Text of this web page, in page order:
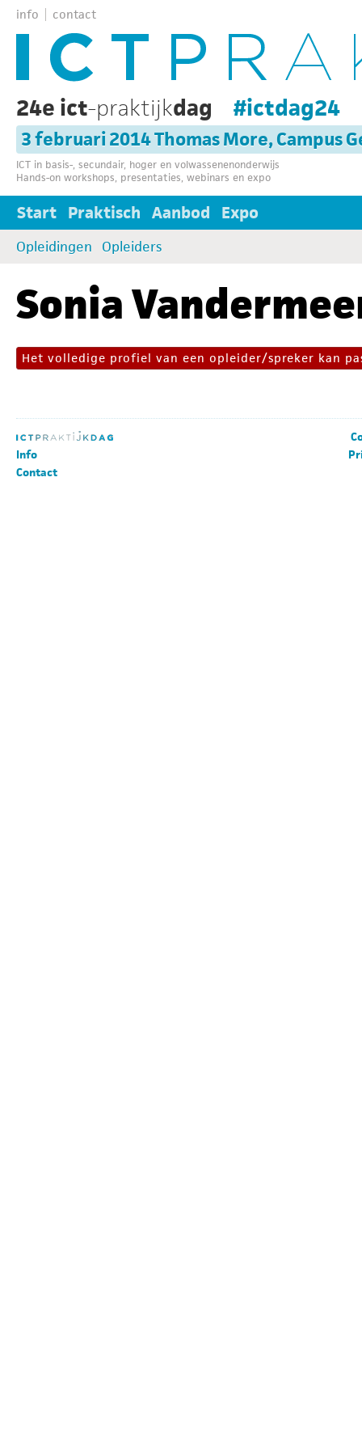
info contact
24e ict-praktijkdag #ictdag24
3 februari 2014 Thomas More, Campus
ICT in basis-, secundair, hoger en volwassenenonderwijs
Hands-on workshops, presentaties, webinars en expo
Start Praktisch Aanbod Expo
Opleidingen Opleiders
Sonia
Het volledige profiel van een opleider/spreker kan
Info
Contact